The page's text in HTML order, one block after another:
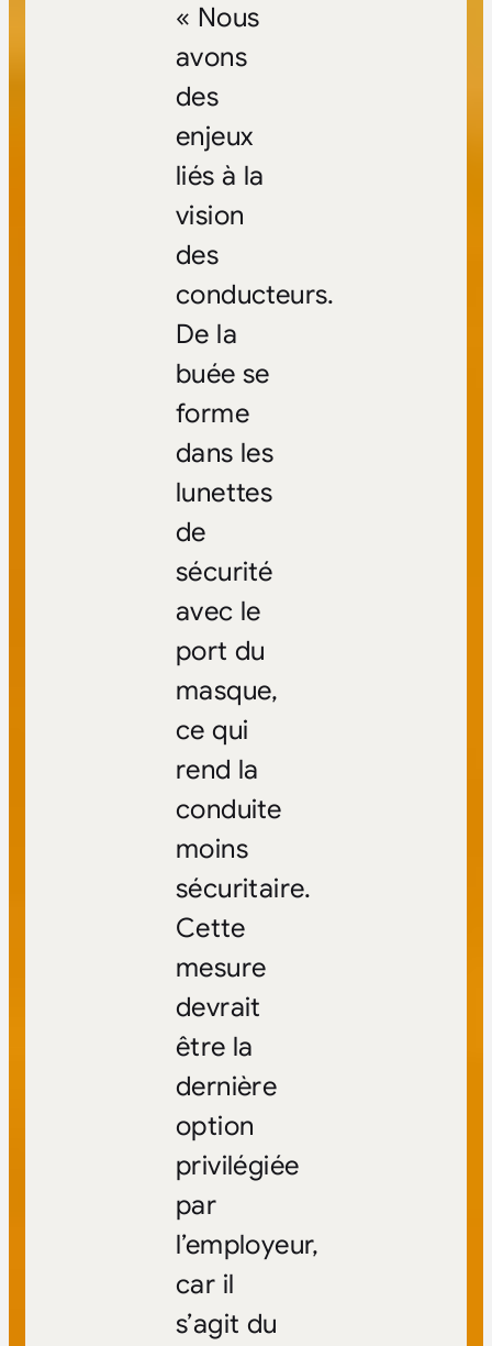
« Nous
avons
des
enjeux
liés à la
vision
des
conducteurs.
De la
buée se
forme
dans les
lunettes
de
sécurité
avec le
port du
masque,
ce qui
rend la
conduite
moins
sécuritaire.
Cette
mesure
devrait
être la
dernière
option
privilégiée
par
l’employeur,
car il
s’agit du